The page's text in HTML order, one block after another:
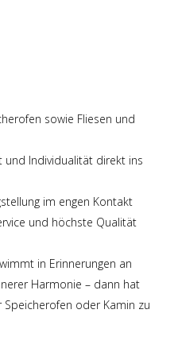
sowie Fliesen und
und Individualität direkt ins
im engen Kontakt
und höchste Qualität
in Erinnerungen an
Harmonie – dann hat
oder Kamin zu